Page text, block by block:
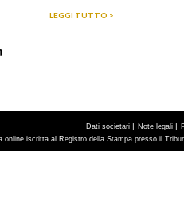
LEGGI TUTTO >
Dati societari | Note legali |
online iscritta al Registro della Stampa presso il